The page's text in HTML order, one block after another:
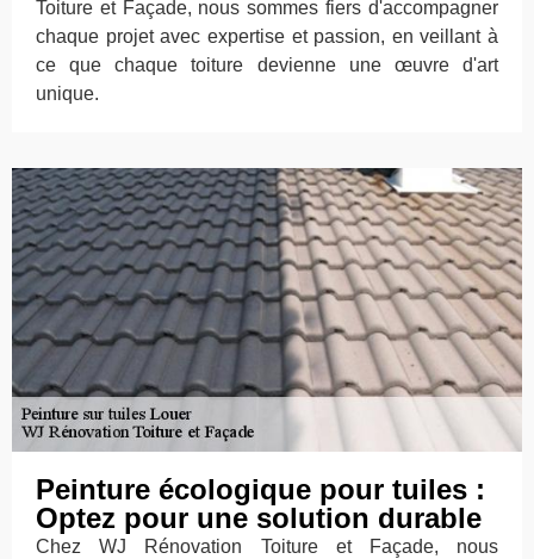
Toiture et Façade, nous sommes fiers d'accompagner
chaque projet avec expertise et passion, en veillant à
ce que chaque toiture devienne une œuvre d'art
unique.
Peinture écologique pour tuiles :
Optez pour une solution durable
Chez WJ Rénovation Toiture et Façade, nous